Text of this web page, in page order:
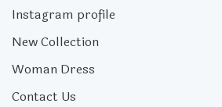
Instagram profile
New Collection
Woman Dress
Contact Us